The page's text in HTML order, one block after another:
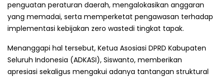
penguatan peraturan daerah, mengalokasikan anggaran
yang memadai, serta memperketat pengawasan terhadap
implementasi kebijakan zero wastedi tingkat tapak.
Menanggapi hal tersebut, Ketua Asosiasi DPRD Kabupaten
Seluruh Indonesia (ADKASI), Siswanto, memberikan
apresiasi sekaligus mengakui adanya tantangan struktural